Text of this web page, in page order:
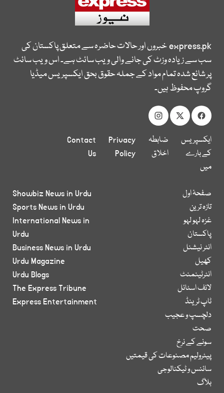
express.pkخبروں اور حالات حاضرہ سے متعلق پاکستان کی
سب سے زیادہ وزٹ کی جانے والی ویب سائٹ ہے۔ اس ویب سائٹ
پر شائع شدہ تمام مواد کے جملہ حقوق بحق ایکسپریس میڈیا
گروپ محفوظ ہیں۔
ایکسپریس
کے بارے
میں
ضابطہ
اخلاق
Privacy
Policy
Contact
Us
صفحۂ اول
تازہ ترین
غزہ لہو لہو
پاکستان
انٹر نیشنل
کھیل
انٹرٹینمنٹ
لائف اسٹائل
ٹاپ ٹرینڈ
دلچسپ و عجیب
صحت
سونے کے نرخ
پیٹرولیم مصنوعات کی قیمتیں
سائنس و ٹیکنالوجی
بلاگ
Showbiz News in Urdu
Sports News in Urdu
International News in
Urdu
Business News in Urdu
Urdu Magazine
Urdu Blogs
The Express Tribune
Express Entertainment